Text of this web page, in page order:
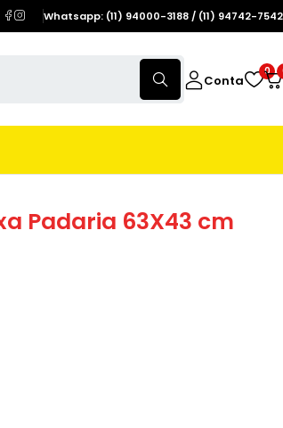
Whatsapp: (11) 94000-3188 / (11) 94742-7542
Conta
0
Padaria 63X43 cm